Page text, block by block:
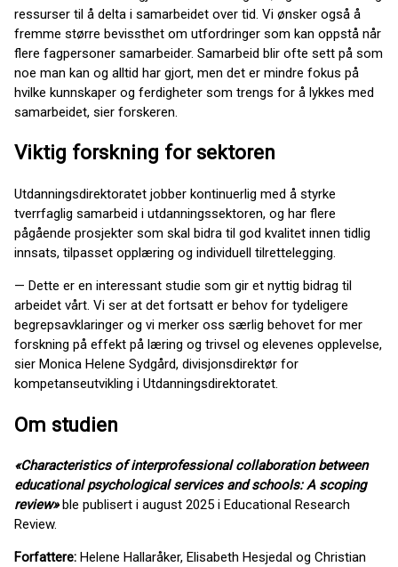
ressurser til å delta i samarbeidet over tid. Vi ønsker også å
fremme større bevissthet om utfordringer som kan oppstå når
flere fagpersoner samarbeider. Samarbeid blir ofte sett på som
noe man kan og alltid har gjort, men det er mindre fokus på
hvilke kunnskaper og ferdigheter som trengs for å lykkes med
samarbeidet, sier forskeren.
Viktig forskning for sektoren
Utdanningsdirektoratet jobber kontinuerlig med å styrke
tverrfaglig samarbeid i utdanningssektoren, og har flere
pågående prosjekter som skal bidra til god kvalitet innen tidlig
innsats, tilpasset opplæring og individuell tilrettelegging.
— Dette er en interessant studie som gir et nyttig bidrag til
arbeidet vårt. Vi ser at det fortsatt er behov for tydeligere
begrepsavklaringer og vi merker oss særlig behovet for mer
forskning på effekt på læring og trivsel og elevenes opplevelse,
sier Monica Helene Sydgård, divisjonsdirektør for
kompetanseutvikling i Utdanningsdirektoratet.
Om studien
«Characteristics of interprofessional collaboration between
educational psychological services and schools: A scoping
review» ble publisert i august 2025 i Educational Research
Review.
Forfattere: Helene Hallaråker, Elisabeth Hesjedal og Christian